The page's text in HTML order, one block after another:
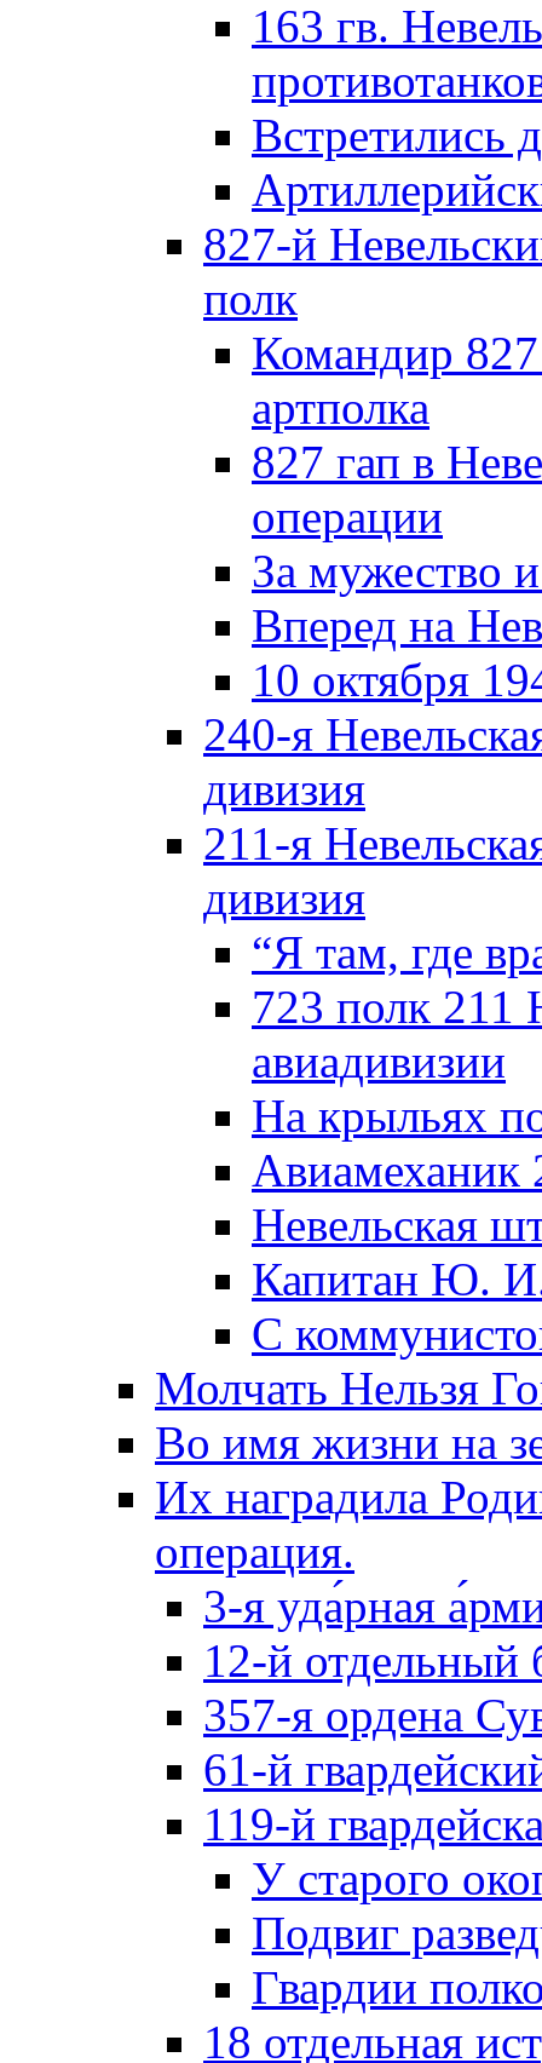
163 гв.
Встретились
827-й
полк
Командир 827
артполка
827 гап в
операции
За мужество
Вперед на
10 октября
240-я
дивизия
211-я
дивизия
“Я там, где
723 полк 211
авиадивизии
На крыльях
Невельская
Капитан Ю.
С
Молчать Нельзя
Во имя жизни на
Их наградила
операция.
3-я уда́рная
12-й отдельный
357-я ордена
61-й
119-й
У старого
Подвиг
Гвардии
18 отдельная